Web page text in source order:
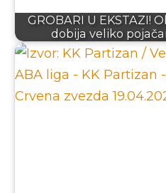
GROBARI U EKSTAZI!
dobija veliko